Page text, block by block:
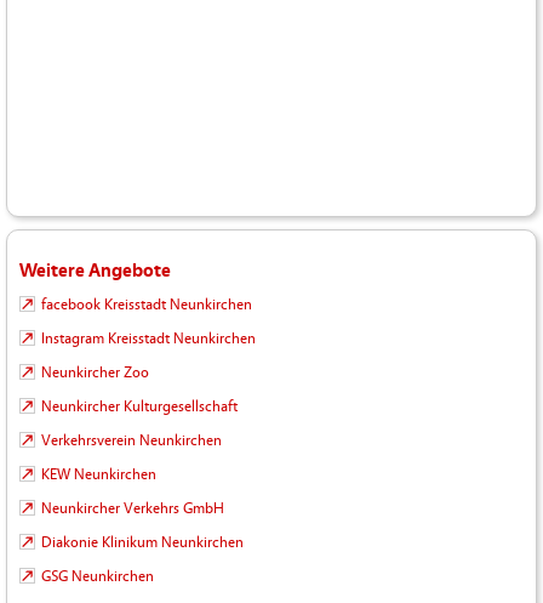
Weitere Angebote
facebook Kreisstadt Neunkirchen
Instagram Kreisstadt Neunkirchen
Neunkircher Zoo
Neunkircher Kulturgesellschaft
Verkehrsverein Neunkirchen
KEW Neunkirchen
Neunkircher Verkehrs GmbH
Diakonie Klinikum Neunkirchen
GSG Neunkirchen